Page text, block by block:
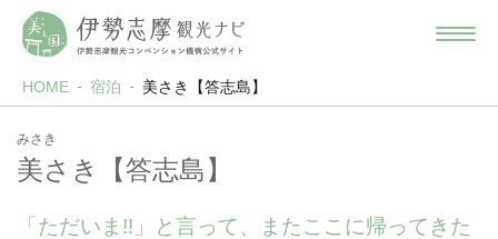
HOME 宿泊 美さき【答志島】
みさき
美さき【答志島】
「ただいま!!」と言って、またここに帰ってきた